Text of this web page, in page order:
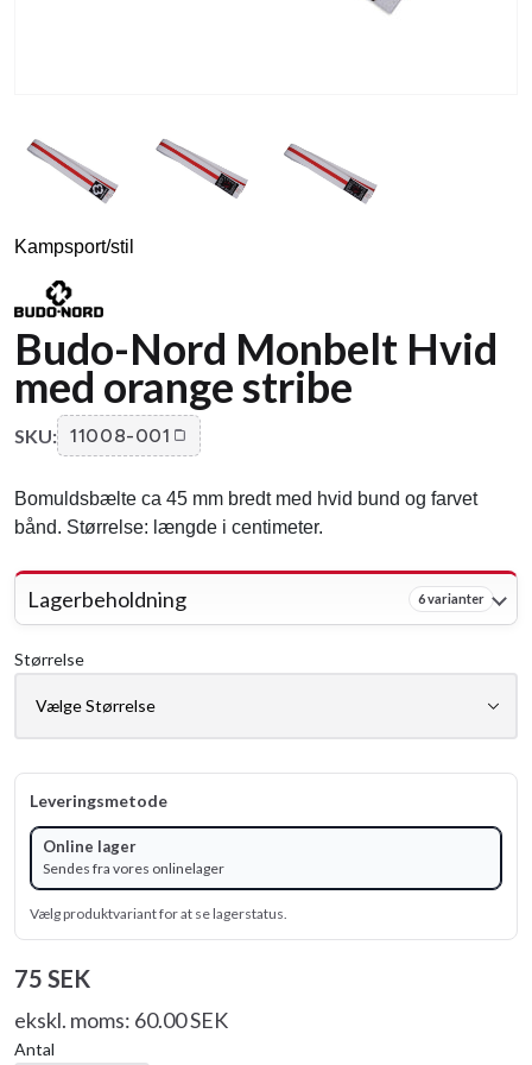
Kampsport/stil
Budo-Nord Monbelt Hvid
med orange stribe
SKU: 11008-001
Bomuldsbælte ca 45 mm bredt med hvid bund og farvet
bånd. Størrelse: længde i centimeter.
Lagerbeholdning 6 varianter
Størrelse
Leveringsmetode
Online lager
Sendes fra vores onlinelager
Vælg produktvariant for at se lagerstatus.
75 SEK
ekskl. moms: 60.00 SEK
Antal